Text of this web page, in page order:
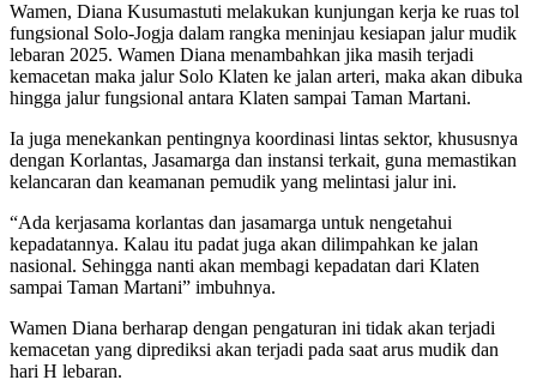
Wamen, Diana Kusumastuti melakukan kunjungan kerja ke ruas tol
fungsional Solo-Jogja dalam rangka meninjau kesiapan jalur mudik
lebaran 2025. Wamen Diana menambahkan jika masih terjadi
kemacetan maka jalur Solo Klaten ke jalan arteri, maka akan dibuka
hingga jalur fungsional antara Klaten sampai Taman Martani.
Ia juga menekankan pentingnya koordinasi lintas sektor, khususnya
dengan Korlantas, Jasamarga dan instansi terkait, guna memastikan
kelancaran dan keamanan pemudik yang melintasi jalur ini.
“Ada kerjasama korlantas dan jasamarga untuk nengetahui
kepadatannya. Kalau itu padat juga akan dilimpahkan ke jalan
nasional. Sehingga nanti akan membagi kepadatan dari Klaten
sampai Taman Martani” imbuhnya.
Wamen Diana berharap dengan pengaturan ini tidak akan terjadi
kemacetan yang diprediksi akan terjadi pada saat arus mudik dan
hari H lebaran.